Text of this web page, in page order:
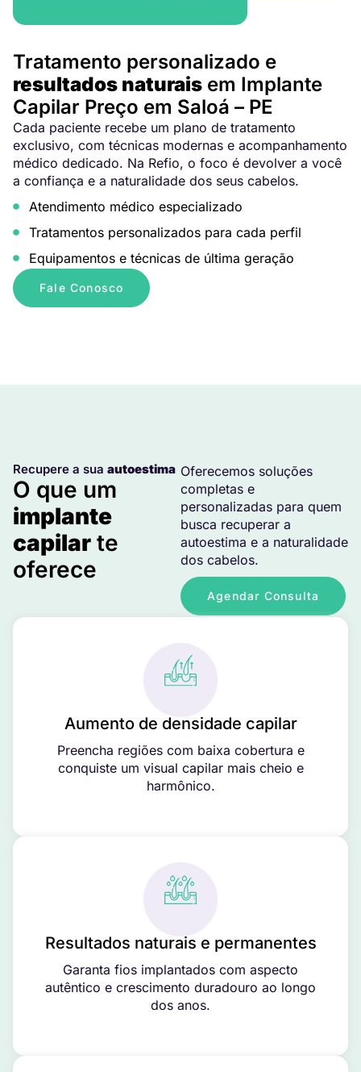
Tratamento personalizado e
resultados naturais em Implante
Capilar Preço em Saloá – PE
Cada paciente recebe um plano de tratamento
exclusivo, com técnicas modernas e acompanhamento
médico dedicado. Na Refio, o foco é devolver a você
a confiança e a naturalidade dos seus cabelos.
Atendimento médico especializado
Tratamentos personalizados para cada perfil
Equipamentos e técnicas de última geração
Fale Conosco
Recupere a sua autoestima
O que um
implante
capilar te
oferece
Oferecemos soluções
completas e
personalizadas para quem
busca recuperar a
autoestima e a naturalidade
dos cabelos.
Agendar Consulta
Aumento de densidade capilar
Preencha regiões com baixa cobertura e
conquiste um visual capilar mais cheio e
harmônico.
Resultados naturais e permanentes
Garanta fios implantados com aspecto
autêntico e crescimento duradouro ao longo
dos anos.